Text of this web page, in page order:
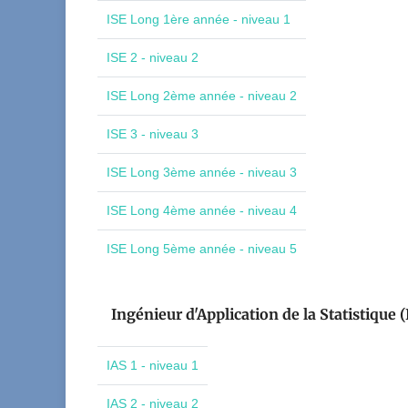
ISE Long 1ère année - niveau 1
ISE 2 - niveau 2
ISE Long 2ème année - niveau 2
ISE 3 - niveau 3
ISE Long 3ème année - niveau 3
ISE Long 4ème année - niveau 4
ISE Long 5ème année - niveau 5
Ingénieur d'Application de la Statistique
IAS 1 - niveau 1
IAS 2 - niveau 2